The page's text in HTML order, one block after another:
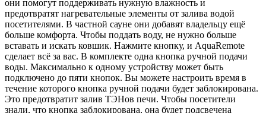
они помогут поддерживать нужную влажность и
предотвратят нагревательные элементы от залива водой
посетителями. В частной сауне они добавят владельцу ещё
больше комфорта. Чтобы поддать воду, не нужно больше
вставать и искать ковшик. Нажмите кнопку, и AquaRemote
сделает всё за вас. В комплекте одна кнопка ручной подачи
воды. Максимально к одному устройству может быть
подключено до пяти кнопок. Вы можете настроить время в
течение которого кнопка ручной подачи будет заблокирована.
Это предотвратит залив ТЭНов печи. Чтобы посетители
знали, что кнопка заблокирована, она будет подсвечена